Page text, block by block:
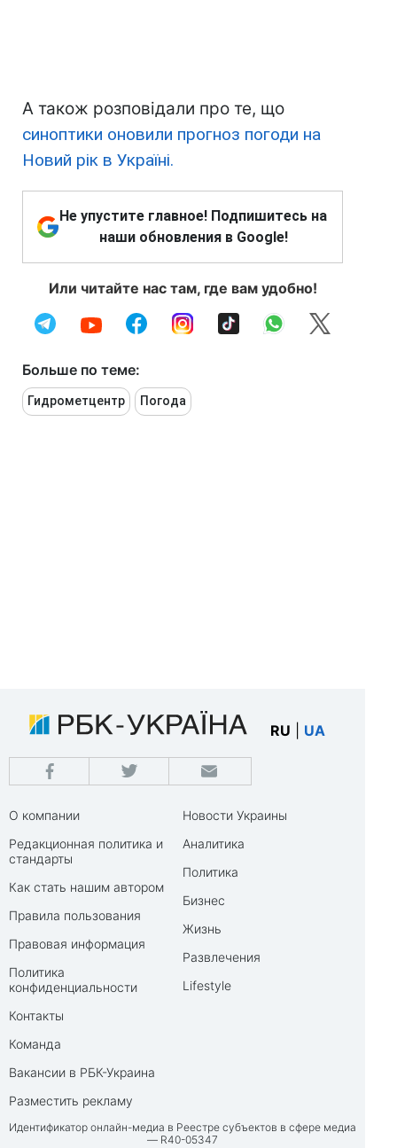
А також розповідали про те, що
синоптики оновили прогноз погоди на
Новий рік в Україні.
Не упустите главное! Подпишитесь на
наши обновления в Google!
Или читайте нас там, где вам удобно!
Больше по теме:
Гидрометцентр Погода
RU UA
О компании
Редакционная политика и
стандарты
Как стать нашим автором
Правила пользования
Правовая информация
Политика
конфиденциальности
Контакты
Команда
Вакансии в РБК-Украина
Разместить рекламу
Новости Украины
Аналитика
Политика
Бизнес
Жизнь
Развлечения
Lifestyle
Идентификатор онлайн-медиа в Реестре субъектов в сфере медиа
— R40-05347